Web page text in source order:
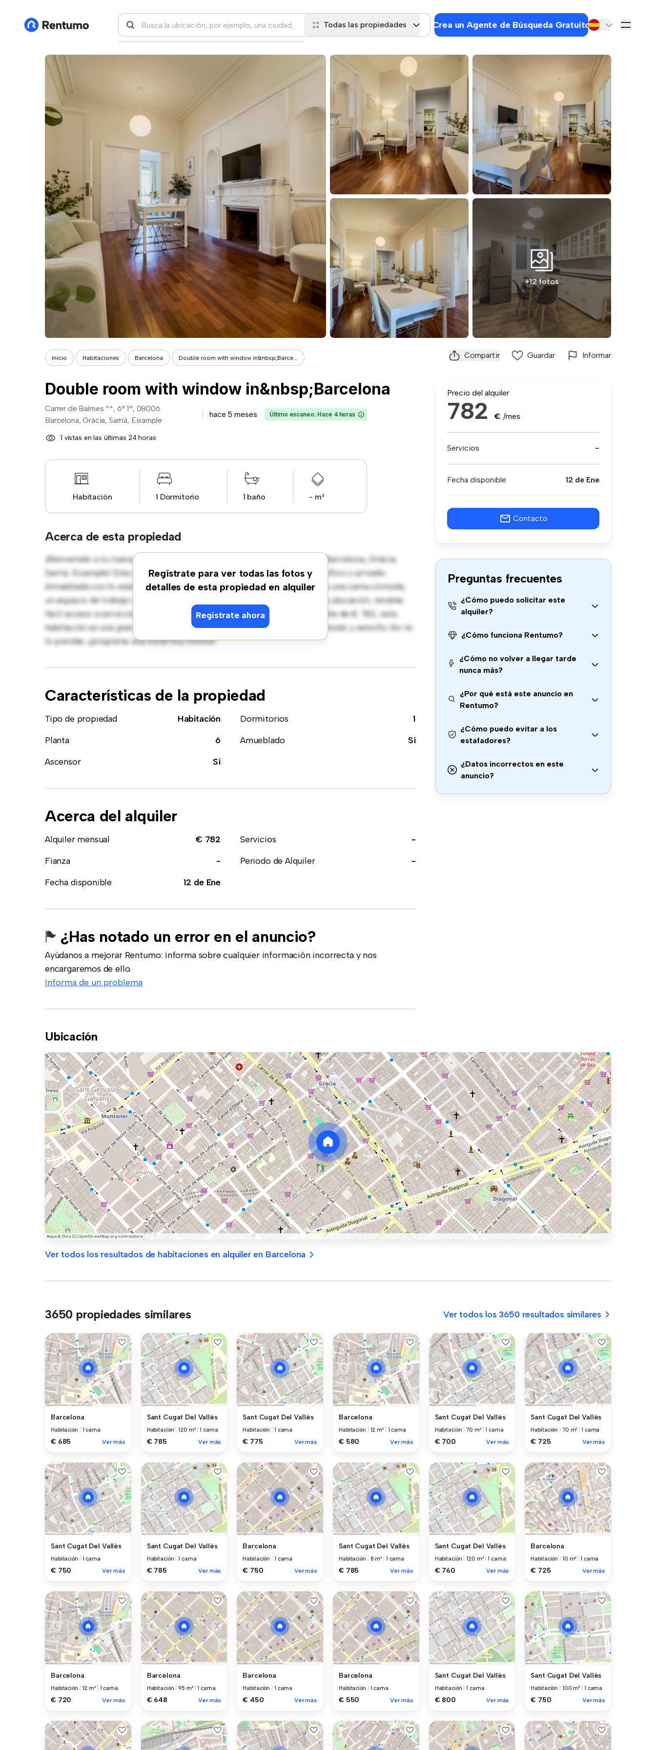
Todas las propiedades Crea un Agente de Búsqueda Gratuito
+12 fotos
Inicio Habitaciones Barcelona Double room with window in&nbsp;Barce... Compartir Guardar Informar
Double room with window in&nbsp;Barcelona
Carrer de Balmes **, 6º 1ª, 08006
Barcelona, Gràcia, Sarrià, Eixample
hace 5 meses Último escaneo: Hace 4 horas
1 vistas en las últimas 24 horas
Habitación 1 Dormitorio 1 baño - m²
Acerca de esta propiedad
Regístrate para ver todas las fotos y
detalles de esta propiedad en alquiler
Regístrate ahora
¡Bienvenido a tu nueva estancia en Carrer de Balmes 206, 6º 1ª, 08006 Barcelona, Gràcia,
Sarrià, Eixample! Esta cómoda habitación ofrece un espacio de vida pacífico y privado.
Amueblada con lo esencial para tu disfrute, esta habitación proporciona una cama cómoda,
un espacio de trabajo y soluciones de almacenamiento. Con su increíble ubicación, tendrás
fácil acceso a servicios y zonas de ocio cercanas. Con un precio asequible de € 782, esta
habitación es una gran opción para quienes buscan un estilo de vida cómodo y sencillo. No te
lo pierdas: ¡programa una visita hoy mismo!
Características de la propiedad
Tipo de propiedad Habitación Dormitorios
1
Planta
6 Amueblado
Sí
Ascensor
Sí
Acerca del alquiler
Alquiler mensual € 782 Servicios
-
Fianza
- Periodo de Alquiler
-
Fecha disponible
12 de Ene
¿Has notado un error en el anuncio?
Ayúdanos a mejorar Rentumo: informa sobre cualquier información incorrecta y nos
encargaremos de ello.
Informa de un problema
Precio del alquiler
782 € /mes
Servicios -
Fecha disponible 12 de Ene
Contacto
Preguntas frecuentes
¿Cómo puedo solicitar este
alquiler?
¿Cómo funciona Rentumo?
¿Cómo no volver a llegar tarde
nunca más?
¿Por qué está este anuncio en
Rentumo?
¿Cómo puedo evitar a los
estafadores?
¿Datos incorrectos en este
anuncio?
Ubicación
Ver todos los resultados de habitaciones en alquiler en Barcelona
3650 propiedades similares Ver todos los 3650 resultados similares
Barcelona
Habitación 1 cama
€ 685 Ver más
Sant Cugat Del Vallès
Habitación |120 m² |1 cama
€ 785 Ver más
Sant Cugat Del Vallès
Habitación 1 cama
€ 775 Ver más
Barcelona
Habitación 12 m² 1 cama
€ 580 Ver más
Sant Cugat Del Vallès
Habitación |70 m² |1 cama
€ 700 Ver más
Sant Cugat Del Vallès
Habitación 70 m² 1 cama
€ 725 Ver más
Sant Cugat Del Vallès
Habitación 1 cama
€ 750 Ver más
Sant Cugat Del Vallès
Habitación |1 cama
€ 785 Ver más
Barcelona
Habitación 1 cama
€ 750 Ver más
Sant Cugat Del Vallès
Habitación 8 m² 1 cama
€ 785 Ver más
Sant Cugat Del Vallès
Habitación |120 m² |1 cama
€ 760 Ver más
Barcelona
Habitación 10 m² 1 cama
€ 725 Ver más
Barcelona
Habitación 12 m² 1 cama
€ 720 Ver más
Barcelona
Habitación |95 m² |1 cama
€ 648 Ver más
Barcelona
Habitación 1 cama
€ 450 Ver más
Barcelona
Habitación 1 cama
€ 550 Ver más
Sant Cugat Del Vallès
Habitación |1 cama
€ 800 Ver más
Sant Cugat Del Vallès
Habitación 100 m² 1 cama
€ 750 Ver más